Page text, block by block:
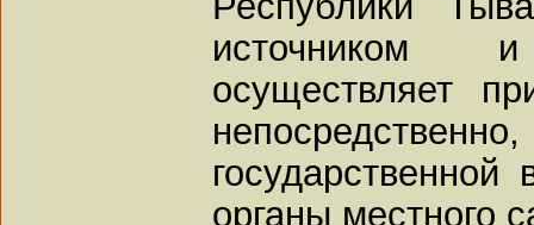
источником
осуществляет
органы местного